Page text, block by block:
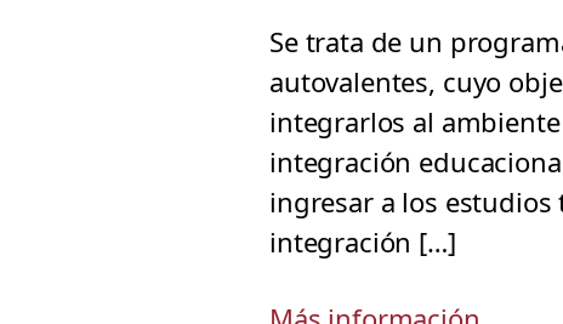
Se trata de un
autovalentes, cuyo
integrarlos al
integración
ingresar a los estudios
integración […]